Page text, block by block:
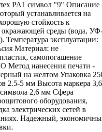
PA1 символ "9" Описание
устанавливается на
стойкость к
окражающей среды (вода,
Температура эксплуатации:
Материал: не
самопогашение
Метод нанесения печати -
на желтом Упаковка
2.5-5 мм Высота маркера 3,6
2,6 мм Сфера
оборудования,
электрических сетей в
Надежный,